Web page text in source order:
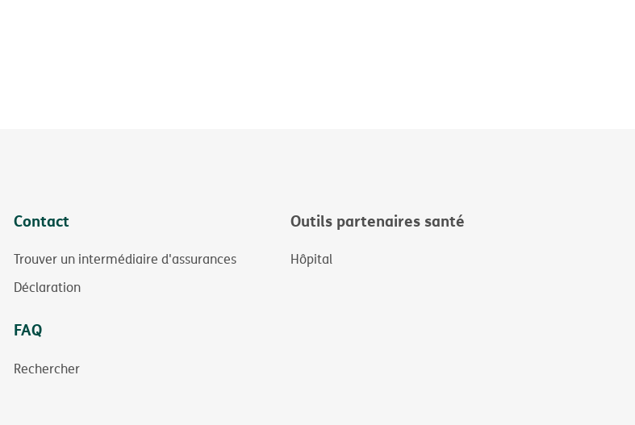
Contact
Trouver un intermédiaire d'assurances
Déclaration
Outils partenaires santé
Hôpital
FAQ
Rechercher